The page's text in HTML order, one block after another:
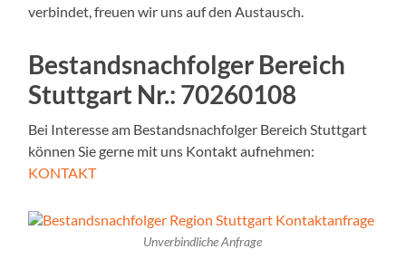
verbindet, freuen wir uns auf den Austausch.
Bestandsnachfolger Bereich
Stuttgart Nr.: 70260108
Bei Interesse am Bestandsnachfolger Bereich Stuttgart
können Sie gerne mit uns Kontakt aufnehmen:
KONTAKT
Unverbindliche Anfrage